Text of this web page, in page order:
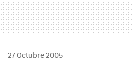
27 Octubre 2005